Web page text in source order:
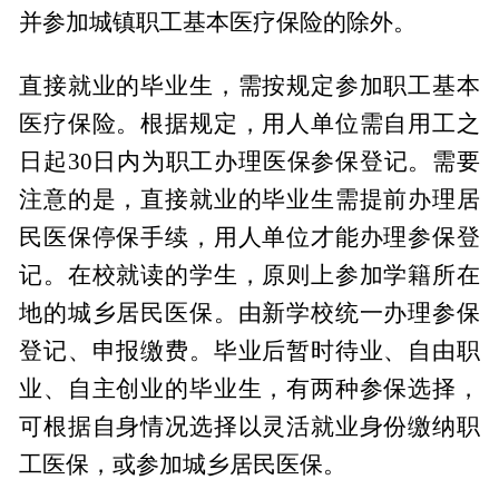
并参加城镇职工基本医疗保险的除外。
直接就业的毕业生，需按规定参加职工基本
医疗保险。根据规定，用人单位需自用工之
日起30日内为职工办理医保参保登记。需要
注意的是，直接就业的毕业生需提前办理居
民医保停保手续，用人单位才能办理参保登
记。在校就读的学生，原则上参加学籍所在
地的城乡居民医保。由新学校统一办理参保
登记、申报缴费。毕业后暂时待业、自由职
业、自主创业的毕业生，有两种参保选择，
可根据自身情况选择以灵活就业身份缴纳职
工医保，或参加城乡居民医保。